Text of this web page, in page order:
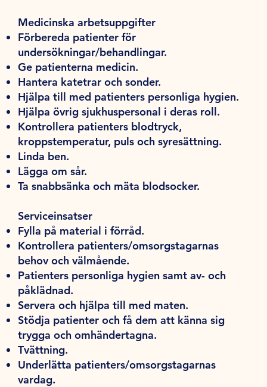
Medicinska arbetsuppgifter
Förbereda patienter för
undersökningar/behandlingar.
Ge patienterna medicin.
Hantera katetrar och sonder.
Hjälpa till med patienters personliga hygien.
Hjälpa övrig sjukhuspersonal i deras roll.
Kontrollera patienters blodtryck,
kroppstemperatur, puls och syresättning.
Linda ben.
Lägga om sår.
Ta snabbsänka och mäta blodsocker.
Serviceinsatser
Fylla på material i förråd.
Kontrollera patienters/omsorgstagarnas
behov och välmående.
Patienters personliga hygien samt av- och
påklädnad.
Servera och hjälpa till med maten.
Stödja patienter och få dem att känna sig
trygga och omhändertagna.
Tvättning.
Underlätta patienters/omsorgstagarnas
vardag.